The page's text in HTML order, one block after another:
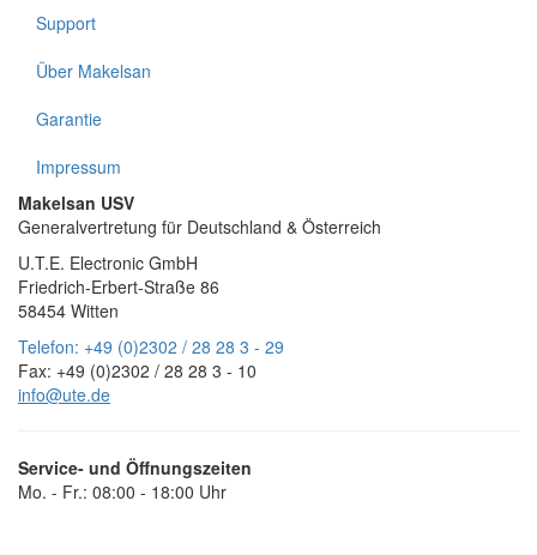
Support
Über Makelsan
Garantie
Impressum
Makelsan USV
Generalvertretung für Deutschland & Österreich
U.T.E. Electronic GmbH
Friedrich-Erbert-Straße 86
58454 Witten
Telefon: +49 (0)2302 / 28 28 3 - 29
Fax: +49 (0)2302 / 28 28 3 - 10
info@ute.de
Service- und Öffnungszeiten
Mo. - Fr.: 08:00 - 18:00 Uhr